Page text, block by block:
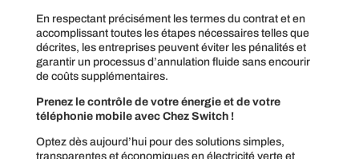
En respectant précisément les termes du contrat et en
accomplissant toutes les étapes nécessaires telles que
décrites, les entreprises peuvent éviter les pénalités et
garantir un processus d’annulation fluide sans encourir
de coûts supplémentaires.
Prenez le contrôle de votre énergie et de votre
téléphonie mobile avec Chez Switch !
Optez dès aujourd’hui pour des solutions simples,
transparentes et économiques en électricité verte et